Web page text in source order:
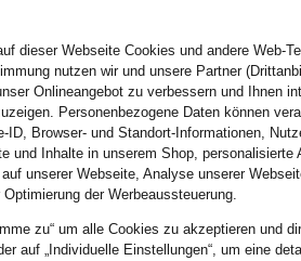
BAKER
CRYSTIZ
dieser Webseite Cookies und andere Web-
nutzen wir und unsere Partner
Onlineangebot zu verbessern und Ihnen
Personenbezogene Daten können
ID, Browser- und Standort-Informationen,
und Inhalte in unserem Shop, personalisierte
auf unserer Webseite, Analyse unserer
der Werbeaussteuerung.
zu“ um alle Cookies zu akzeptieren und
auf „Individuelle Einstellungen“, um eine